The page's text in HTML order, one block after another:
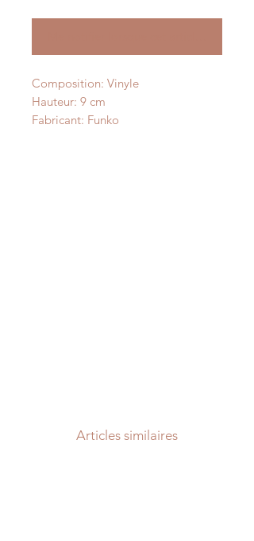
Composition: Vinyle
Hauteur: 9 cm
Fabricant: Funko
Articles similaires